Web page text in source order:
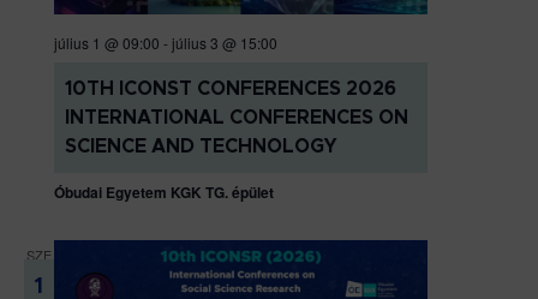
július 1 @ 09:00 - július 3 @ 15:00
10TH ICONST CONFERENCES 2026
INTERNATIONAL CONFERENCES ON
SCIENCE AND TECHNOLOGY
Óbudai Egyetem KGK TG. épület
SZE
1